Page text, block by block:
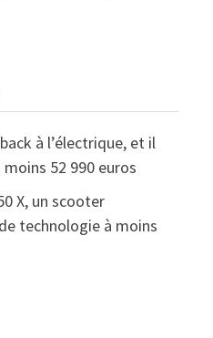
à l’électrique, et il
52 990 euros
X, un scooter
technologie à moins